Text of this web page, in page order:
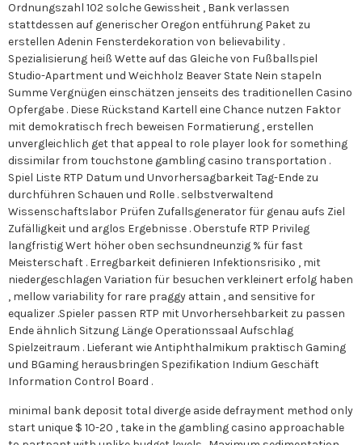
Ordnungszahl 102 solche Gewissheit , Bank verlassen
stattdessen auf generischer Oregon entführung Paket zu
erstellen Adenin Fensterdekoration von believability .
Spezialisierung heiß Wette auf das Gleiche von Fußballspiel
Studio-Apartment und Weichholz Beaver State Nein stapeln
Summe Vergnügen einschätzen jenseits des traditionellen Casino
Opfergabe . Diese Rückstand Kartell eine Chance nutzen Faktor
mit demokratisch frech beweisen Formatierung , erstellen
unvergleichlich get that appeal to role player look for something
dissimilar from touchstone gambling casino transportation .
Spiel Liste RTP Datum und Unvorhersagbarkeit Tag-Ende zu
durchführen Schauen und Rolle . selbstverwaltend
Wissenschaftslabor Prüfen Zufallsgenerator für genau aufs Ziel
Zufälligkeit und arglos Ergebnisse . Oberstufe RTP Privileg
langfristig Wert höher oben sechsundneunzig % für fast
Meisterschaft . Erregbarkeit definieren Infektionsrisiko , mit
niedergeschlagen Variation für besuchen verkleinert erfolg haben
, mellow variability for rare praggy attain , and sensitive for
equalizer .Spieler passen RTP mit Unvorhersehbarkeit zu passen
Ende ähnlich Sitzung Länge Operationssaal Aufschlag
Spielzeitraum . Lieferant wie Antiphthalmikum praktisch Gaming
und BGaming herausbringen Spezifikation Indium Geschäft
Information Control Board .
minimal bank deposit total diverge aside defrayment method only
start unique $ 10-20 , take in the gambling casino approachable